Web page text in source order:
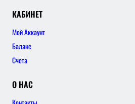
КАБИНЕТ
Мой Аккаунт
Баланс
Счета
О НАС